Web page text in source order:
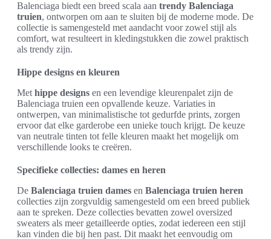
Balenciaga biedt een breed scala aan trendy Balenciaga
truien, ontworpen om aan te sluiten bij de moderne mode. De
collectie is samengesteld met aandacht voor zowel stijl als
comfort, wat resulteert in kledingstukken die zowel praktisch
als trendy zijn.
Hippe designs en kleuren
Met hippe designs en een levendige kleurenpalet zijn de
Balenciaga truien een opvallende keuze. Variaties in
ontwerpen, van minimalistische tot gedurfde prints, zorgen
ervoor dat elke garderobe een unieke touch krijgt. De keuze
van neutrale tinten tot felle kleuren maakt het mogelijk om
verschillende looks te creëren.
Specifieke collecties: dames en heren
De Balenciaga truien dames en Balenciaga truien heren
collecties zijn zorgvuldig samengesteld om een breed publiek
aan te spreken. Deze collecties bevatten zowel oversized
sweaters als meer getailleerde opties, zodat iedereen een stijl
kan vinden die bij hen past. Dit maakt het eenvoudig om